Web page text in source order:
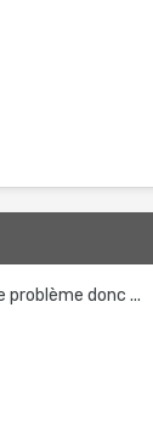
problème donc ...